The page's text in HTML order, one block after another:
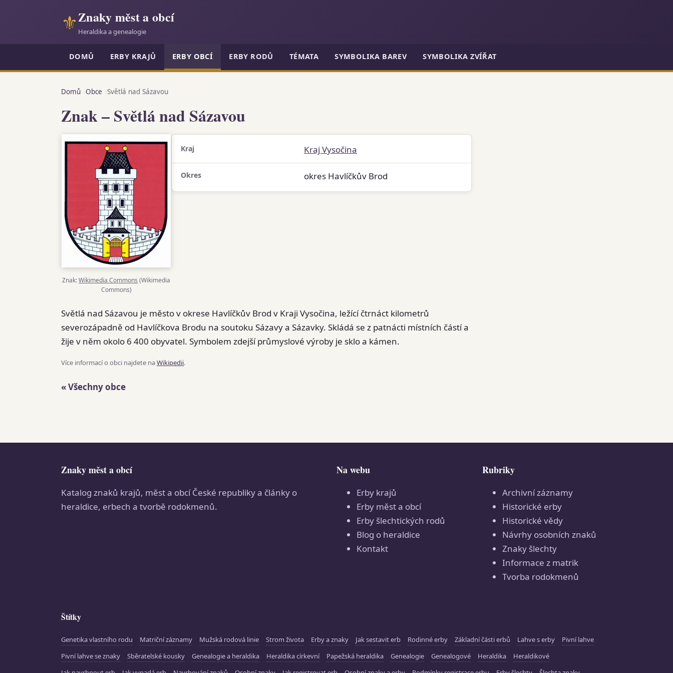
⚜Znaky měst a obcí
Heraldika a genealogie
DOMŮ ERBY KRAJŮ ERBY OBCÍ ERBY RODŮ TÉMATA SYMBOLIKA BAREV SYMBOLIKA ZVÍŘAT
Domů Obce Světlá nad Sázavou
Znak – Světlá nad Sázavou
Znak:Wikimedia Commons (Wikimedia
Commons)
Kraj Kraj Vysočina
Okres okres Havlíčkův Brod
Světlá nad Sázavou je město v okrese Havlíčkův Brod v Kraji Vysočina, ležící čtrnáct kilometrů
severozápadně od Havlíčkova Brodu na soutoku Sázavy a Sázavky. Skládá se z patnácti místních částí a
žije v něm okolo 6 400 obyvatel. Symbolem zdejší průmyslové výroby je sklo a kámen.
Více informací o obci najdete naWikipedii.
« Všechny obce
Znaky měst a obcí
Katalog znaků krajů, měst a obcí České republiky a články o
heraldice, erbech a tvorbě rodokmenů.
Na webu
Erby krajů
Erby měst a obcí
Erby šlechtických rodů
Blog o heraldice
Kontakt
Rubriky
Archivní záznamy
Historické erby
Historické vědy
Návrhy osobních znaků
Znaky šlechty
Informace z matrik
Tvorba rodokmenů
Štítky
Genetika vlastního rodu Matriční záznamy Mužská rodová linie Strom života Erby a znaky Jak sestavit erb Rodinné erby Základní části erbů Lahve s erby
Pivní lahve
Pivní lahve se znaky
Sběratelské kousky Genealogie a heraldika Heraldika církevní Papežská heraldika Genealogie Genealogové Heraldika
Heraldikové